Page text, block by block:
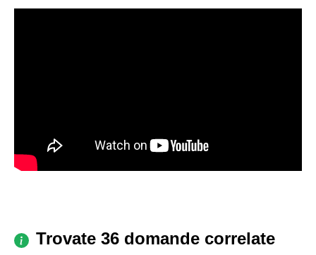
Trovate 36 domande correlate